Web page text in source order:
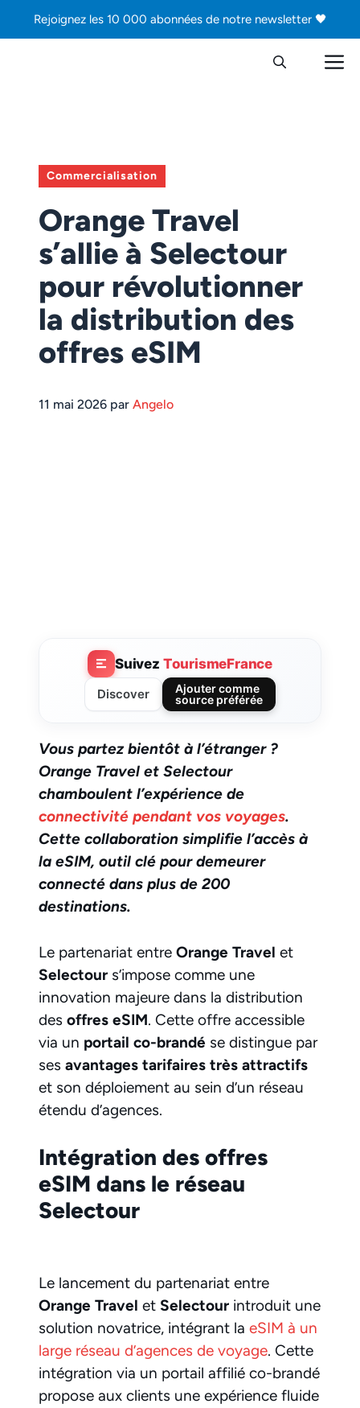
Rejoignez les 10 000 abonnées de notre newsletter 🖤
Commercialisation
Orange Travel
s’allie à Selectour
pour révolutionner
la distribution des
offres eSIM
11 mai 2026 par Angelo
Suivez TourismeFrance
Discover
Ajouter comme
source préférée
Vous partez bientôt à l’étranger ?
Orange Travel et Selectour
chamboulent l’expérience de
connectivité pendant vos voyages.
Cette collaboration simplifie l’accès à
la eSIM, outil clé pour demeurer
connecté dans plus de 200
destinations.
Le partenariat entre Orange Travel et
Selectour s’impose comme une
innovation majeure dans la distribution
des offres eSIM. Cette offre accessible
via un portail co-brandé se distingue par
ses avantages tarifaires très attractifs
et son déploiement au sein d’un réseau
étendu d’agences.
Intégration des offres
eSIM dans le réseau
Selectour
Le lancement du partenariat entre
Orange Travel et Selectour introduit une
solution novatrice, intégrant la eSIM à un
large réseau d’agences de voyage. Cette
intégration via un portail affilié co-brandé
propose aux clients une expérience fluide